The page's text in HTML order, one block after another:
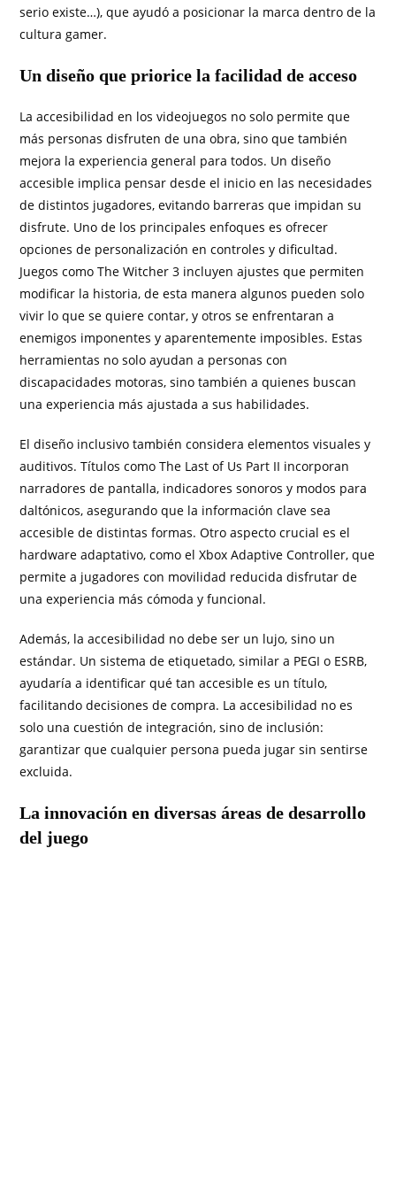
serio existe…), que ayudó a posicionar la marca dentro de la
cultura gamer.
Un diseño que priorice la facilidad de acceso
La accesibilidad en los videojuegos no solo permite que
más personas disfruten de una obra, sino que también
mejora la experiencia general para todos. Un diseño
accesible implica pensar desde el inicio en las necesidades
de distintos jugadores, evitando barreras que impidan su
disfrute. Uno de los principales enfoques es ofrecer
opciones de personalización en controles y dificultad.
Juegos como The Witcher 3 incluyen ajustes que permiten
modificar la historia, de esta manera algunos pueden solo
vivir lo que se quiere contar, y otros se enfrentaran a
enemigos imponentes y aparentemente imposibles. Estas
herramientas no solo ayudan a personas con
discapacidades motoras, sino también a quienes buscan
una experiencia más ajustada a sus habilidades.
El diseño inclusivo también considera elementos visuales y
auditivos. Títulos como The Last of Us Part II incorporan
narradores de pantalla, indicadores sonoros y modos para
daltónicos, asegurando que la información clave sea
accesible de distintas formas. Otro aspecto crucial es el
hardware adaptativo, como el Xbox Adaptive Controller, que
permite a jugadores con movilidad reducida disfrutar de
una experiencia más cómoda y funcional.
Además, la accesibilidad no debe ser un lujo, sino un
estándar. Un sistema de etiquetado, similar a PEGI o ESRB,
ayudaría a identificar qué tan accesible es un título,
facilitando decisiones de compra. La accesibilidad no es
solo una cuestión de integración, sino de inclusión:
garantizar que cualquier persona pueda jugar sin sentirse
excluida.
La innovación en diversas áreas de desarrollo
del juego